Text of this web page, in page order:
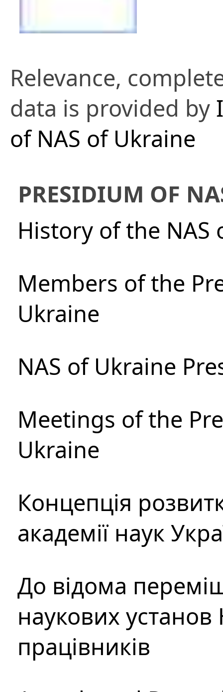
Relevance,
data is provided by
of NAS of Ukraine
PRESIDIUM OF
History of the NAS
Members of the
Ukraine
NAS of Ukraine
Meetings of the
Ukraine
Концепція
академії наук
До відома
наукових установ
працівників